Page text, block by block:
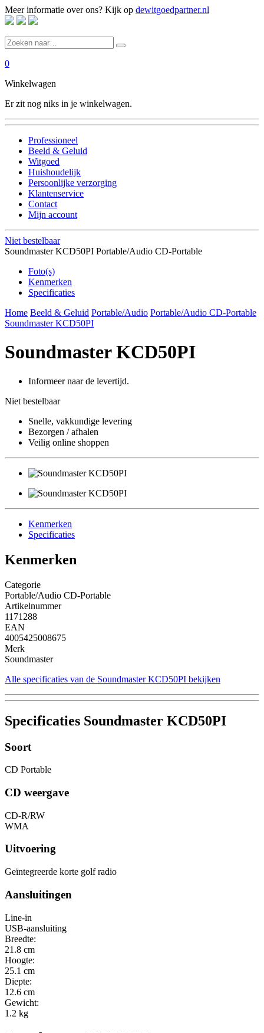
Meer informatie over ons? Kijk op dewitgoedpartner.nl
0
Winkelwagen
Er zit nog niks in je winkelwagen.
Professioneel
Beeld & Geluid
Witgoed
Huishoudelijk
Persoonlijke verzorging
Klantenservice
Contact
Mijn account
Niet bestelbaar
Soundmaster KCD50PI Portable/Audio CD-Portable
Foto(s)
Kenmerken
Specificaties
Home Beeld & Geluid Portable/Audio Portable/Audio CD-Portable
Soundmaster KCD50PI
Soundmaster KCD50PI
Informeer naar de levertijd.
Niet bestelbaar
Snelle, vakkundige levering
Bezorgen / afhalen
Veilig online shoppen
Kenmerken
Specificaties
Kenmerken
Categorie
Portable/Audio CD-Portable
Artikelnummer
1171288
EAN
4005425008675
Merk
Soundmaster
Alle specificaties van de Soundmaster KCD50PI bekijken
Specificaties Soundmaster KCD50PI
Soort
CD Portable
CD weergave
CD-R/RW
WMA
Uitvoering
Geïntegreerde korte golf radio
Aansluitingen
Line-in
USB-aansluiting
Breedte:
21.8 cm
Hoogte:
25.1 cm
Diepte:
12.6 cm
Gewicht:
1.2 kg